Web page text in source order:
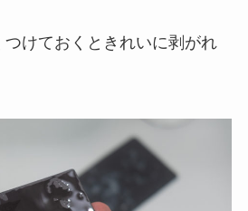
けておくときれいに剥がれ